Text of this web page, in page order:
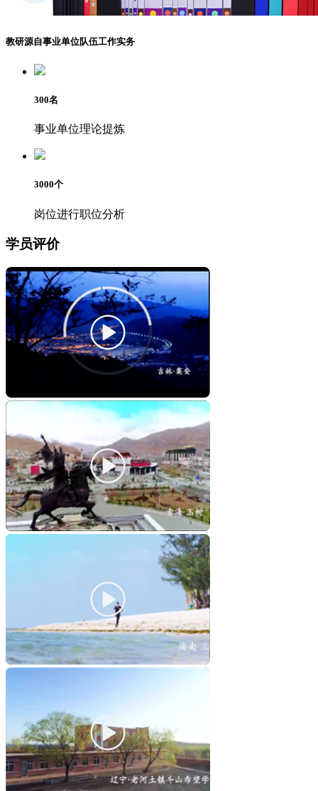
教研源自事业单位队伍工作实务
300名
事业单位理论提炼
3000个
岗位进行职位分析
学员评价